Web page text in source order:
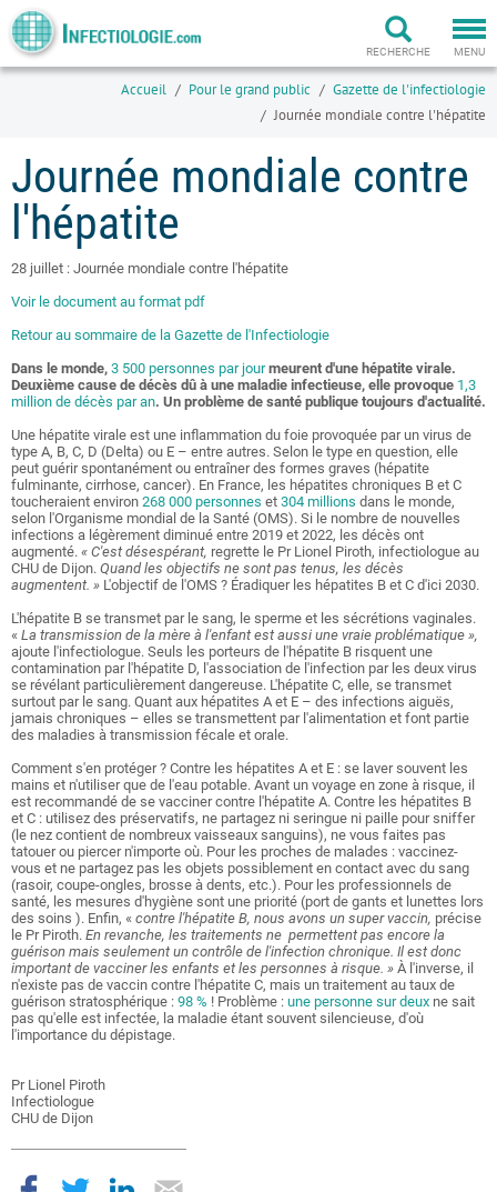
MENU
RECHERCHE
Accueil Pour le grand public
Gazette de l'infectiologie
Journée mondiale contre l'hépatite
Journée mondiale contre
l'hépatite
28 juillet : Journée mondiale contre l'hépatite
Voir le document au format pdf
Retour au sommaire de la Gazette de l'Infectiologie
Dans le monde, 3 500 personnes par jourmeurent d'une hépatite virale.
Deuxième cause de décès dû à une maladie infectieuse, elle provoque 1,3
million de décès par an. Un problème de santé publique toujours d'actualité.
Une hépatite virale est une inflammation du foie provoquée par un virus de
type A, B, C, D (Delta) ou E – entre autres. Selon le type en question, elle
peut guérir spontanément ou entraîner des formes graves (hépatite
fulminante, cirrhose, cancer). En France, les hépatites chroniques B et C
toucheraient environ 268 000 personnes et 304 millions dans le monde,
selon l'Organisme mondial de la Santé (OMS). Si le nombre de nouvelles
infections a légèrement diminué entre 2019 et 2022, les décès ont
augmenté. « C'est désespérant, regrette le Pr Lionel Piroth, infectiologue au
CHU de Dijon. Quand les objectifs ne sont pas tenus, les décès
augmentent. » L'objectif de l'OMS ? Éradiquer les hépatites B et C d'ici 2030.
L'hépatite B se transmet par le sang, le sperme et les sécrétions vaginales.
« La transmission de la mère à l'enfant est aussi une vraie problématique »,
ajoute l'infectiologue. Seuls les porteurs de l'hépatite B risquent une
contamination par l'hépatite D, l'association de l'infection par les deux virus
se révélant particulièrement dangereuse. L'hépatite C, elle, se transmet
surtout par le sang. Quant aux hépatites A et E – des infections aiguës,
jamais chroniques – elles se transmettent par l'alimentation et font partie
des maladies à transmission fécale et orale.
Comment s'en protéger ? Contre les hépatites A et E : se laver souvent les
mains et n'utiliser que de l'eau potable. Avant un voyage en zone à risque, il
est recommandé de se vacciner contre l'hépatite A. Contre les hépatites B
et C : utilisez des préservatifs, ne partagez ni seringue ni paille pour sniffer
(le nez contient de nombreux vaisseaux sanguins), ne vous faites pas
tatouer ou piercer n'importe où. Pour les proches de malades : vaccinez-
vous et ne partagez pas les objets possiblement en contact avec du sang
(rasoir, coupe-ongles, brosse à dents, etc.). Pour les professionnels de
santé, les mesures d'hygiène sont une priorité (port de gants et lunettes lors
des soins ). Enfin, « contre l'hépatite B, nous avons un super vaccin, précise
le Pr Piroth. En revanche, les traitements ne permettent pas encore la
guérison mais seulement un contrôle de l'infection chronique. Il est donc
important de vacciner les enfants et les personnes à risque. » À l'inverse, il
n'existe pas de vaccin contre l'hépatite C, mais un traitement au taux de
guérison stratosphérique : 98 % ! Problème : une personne sur deux ne sait
pas qu'elle est infectée, la maladie étant souvent silencieuse, d'où
l'importance du dépistage.
Pr Lionel Piroth
Infectiologue
CHU de Dijon